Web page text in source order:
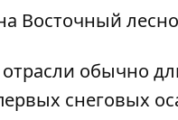
Восточный
обычно
снеговых